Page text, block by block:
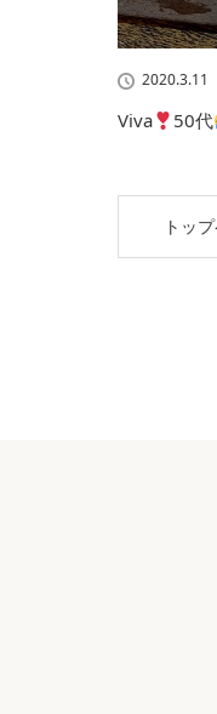
2020.3.11
Viva 50代
トッ